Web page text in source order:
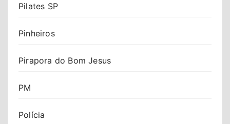
Pilates SP
Pinheiros
Pirapora do Bom Jesus
PM
Polícia